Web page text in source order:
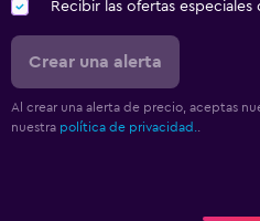
Recibir las ofertas
Crear una alerta
Al crear una alerta de precio, aceptas
nuestra política de privacidad..